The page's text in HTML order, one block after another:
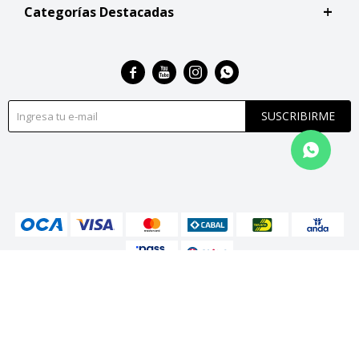
Categorías Destacadas
SUSCRIBIRME
   